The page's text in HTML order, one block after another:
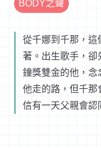
BODY之聲
從千娜到千那，這
著。出生歌手，卻
鐘獎雙金的他，念
他走的路，但千那
信有一天父親會認